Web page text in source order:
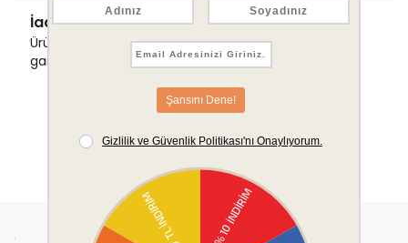
İade & Değişim Garantisi
Ürünlerinizde sorunsuz iade ve değişim
garantisi.